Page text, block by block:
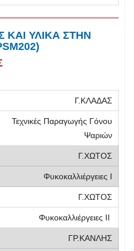
ΚΑΙ ΥΛΙΚΑ ΣΤΗΝ
Γ.ΚΛΑΔΑΣ
Τεχνικές Παραγωγής Γόνου
Ψαριών
Γ.ΧΩΤΟΣ
Φυκοκαλλιέργειες Ι
Γ.ΧΩΤΟΣ
Φυκοκαλλιέργειες ΙΙ
ΓΡ.ΚΑΝΛΗΣ